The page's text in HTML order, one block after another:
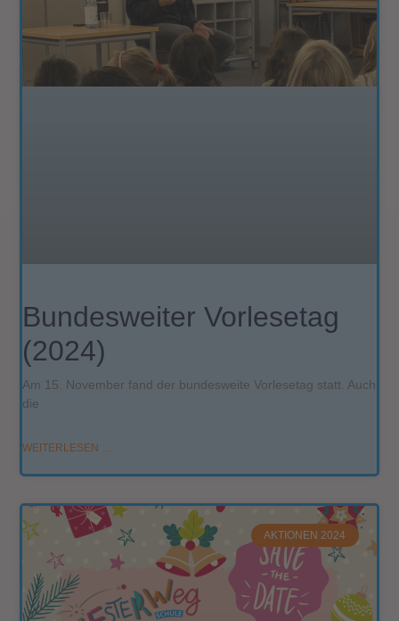
Bundesweiter Vorlesetag
(2024)
Am 15. November fand der bundesweite Vorlesetag statt. Auch
die
WEITERLESEN …
AKTIONEN 2024